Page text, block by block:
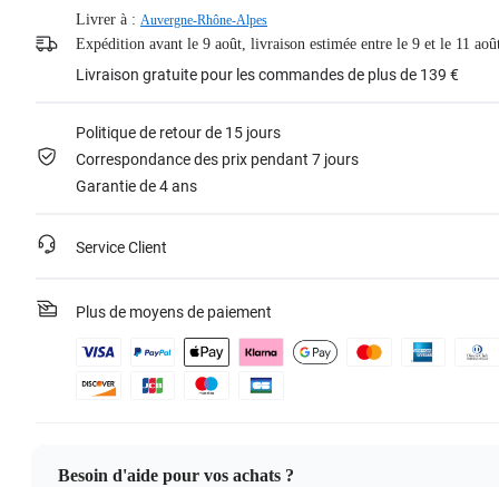
Livrer à : Auvergne-Rhône-Alpes
Expédition avant le 9 août, livraison estimée entre le 9 et le 11
Livraison gratuite pour les commandes de plus de 139 €
Politique de retour de 15 jours
Correspondance des prix pendant 7 jours
Garantie de 4 ans
Service Client
Plus de moyens de paiement
Besoin d'aide pour vos achats ?